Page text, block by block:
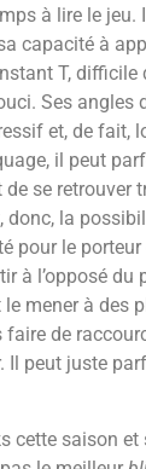
à lire le jeu.
capacité à
T,
Ses angles
et, de fait,
il peut
de se retrouver
donc, la
pour le
à l’opposé du
le mener à des
de
Il peut juste
cette saison et